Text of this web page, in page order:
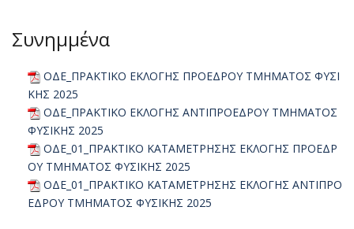
Συνημμένα
ΟΔΕ_ΠΡΑΚΤΙΚΟ ΕΚΛΟΓΗΣ ΠΡΟΕΔΡΟΥ ΤΜΗΜΑΤΟΣ ΦΥΣΙ
ΚΗΣ 2025
ΟΔΕ_ΠΡΑΚΤΙΚΟ ΕΚΛΟΓΗΣ ΑΝΤΙΠΡΟΕΔΡΟΥ ΤΜΗΜΑΤΟΣ
ΦΥΣΙΚΗΣ 2025
ΟΔΕ_01_ΠΡΑΚΤΙΚΟ ΚΑΤΑΜΕΤΡΗΣΗΣ ΕΚΛΟΓΗΣ ΠΡΟΕΔΡ
ΟΥ ΤΜΗΜΑΤΟΣ ΦΥΣΙΚΗΣ 2025
ΟΔΕ_01_ΠΡΑΚΤΙΚΟ ΚΑΤΑΜΕΤΡΗΣΗΣ ΕΚΛΟΓΗΣ ΑΝΤΙΠΡΟ
ΕΔΡΟΥ ΤΜΗΜΑΤΟΣ ΦΥΣΙΚΗΣ 2025